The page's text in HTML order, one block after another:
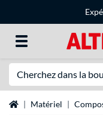
Page d'accueil
Matériel